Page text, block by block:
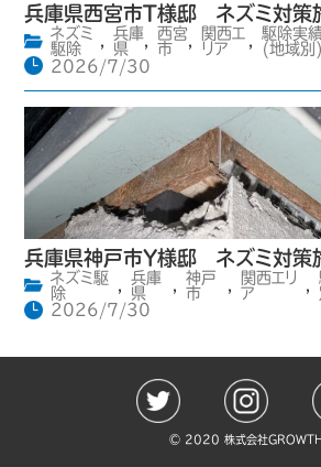
兵庫県西宮市T様邸 ネズミ対策
ネズミ
駆除
,
兵庫
県
,
西宮
市
,
関西エ
リア
,
駆除実
(地域別)
2026/7/30
兵庫県神戸市Y様邸 ネズミ対策
ネズミ駆
除
,
兵庫
県
,
神戸
市
,
関西エリ
ア
,
2026/7/30
©️ 2020 株式会社GROWTH